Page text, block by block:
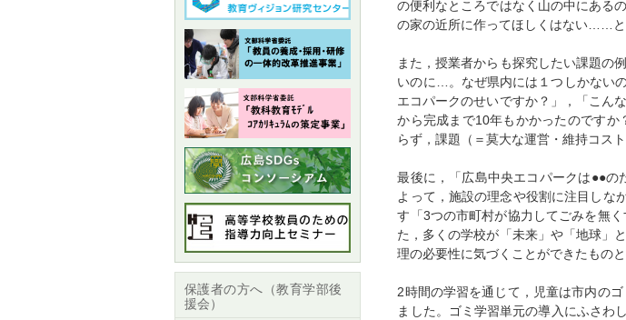
の便利なところではなく山の中にある
の家の近所に作ってほしくはない……と
また，授業者からも探究したい課題の
いのに…。なぜ県内には１つしかない
エコパークのせいですか？」，「こん
から完成まで10年もかかったのです
らず，課題（＝莫大な運営・維持コス
最後に，「広島中央エコパークは●●の
よって，施設の理念や役割に注目しな
す「3つの市町村が協力してごみを無
た，多くの学校が「未来」や「地球」
理の必要性に気づくことができたものと
2時間の学習を通じて，児童は市内の
ました。ゴミ学習単元の導入にふさわ
保護者の方へ（教育学部後
援会）